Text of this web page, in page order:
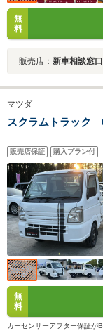
無
料
販売店： 新車相談窓
マツダ
スクラムトラック
販売店保証 購入プラン付
無
料
カーセンサーアフター保証が